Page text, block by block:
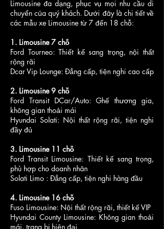
7,000,000 9,500,000 8,000,000
5,000,000 8,000,000 6,500,000
2,500,000 4,000,000
1,200,000 1,800,000 1,500,000
1,200,000 1,800,000
2,400,000 3,600,000 3,000,000
500,000 800,000 600,000
Limousine đa dạng, phục vụ mọi nhu cầu di
chuyển của quý khách. Dưới đây là chi tiết về
các mẫu xe Limousine từ 7 đến 18 chỗ:
1. Limousine 7 chỗ
Ford Tourneo: Thiết kế sang trọng, nội thất
rộng rãi
Dcar Vip Lounge: Đẳng cấp, tiện nghi cao cấp
2. Limousine 9 chỗ
Ford Transit DCar/Auto: Ghế thương gia,
không gian thoải mái
Hyundai Solati: Nội thất rộng rãi, tiện nghi
đầy đủ
3. Limousine 11 chỗ
Ford Transit Limousine: Thiết kế sang trọng,
phù hợp cho doanh nhân
Solati Limo : Đẳng cấp, tiện nghi hàng đầu
4. Limousine 16 chỗ
Fuso Limousine: Nội thất rộng rãi, thiết kế VIP
Hyundai County Limousine: Không gian thoải
mái, trang bị hiện đại